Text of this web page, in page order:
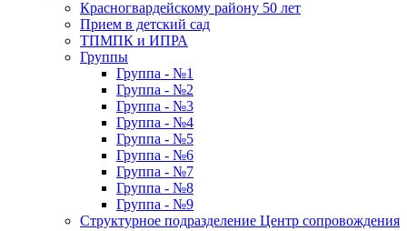
Красногвардейскому району 50 лет
Прием в детский сад
ТПМПК и ИПРА
Группы
Группа - №1
Группа - №2
Группа - №3
Группа - №4
Группа - №5
Группа - №6
Группа - №7
Группа - №8
Группа - №9
Структурное подразделение Центр сопровождения